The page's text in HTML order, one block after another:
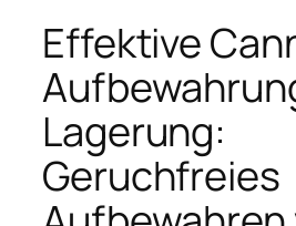
Effektive
Lagerung:
Geruchfreies